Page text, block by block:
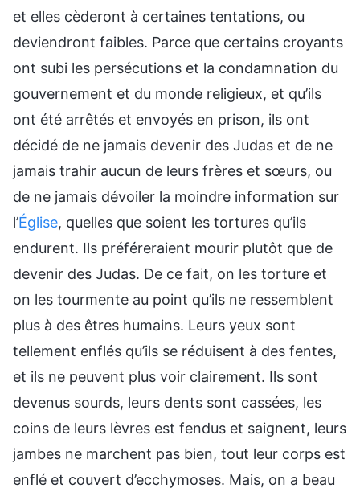
et elles cèderont à certaines tentations, ou
deviendront faibles. Parce que certains croyants
ont subi les persécutions et la condamnation du
gouvernement et du monde religieux, et qu’ils
ont été arrêtés et envoyés en prison, ils ont
décidé de ne jamais devenir des Judas et de ne
jamais trahir aucun de leurs frères et sœurs, ou
de ne jamais dévoiler la moindre information sur
l’Église, quelles que soient les tortures qu’ils
endurent. Ils préféreraient mourir plutôt que de
devenir des Judas. De ce fait, on les torture et
on les tourmente au point qu’ils ne ressemblent
plus à des êtres humains. Leurs yeux sont
tellement enflés qu’ils se réduisent à des fentes,
et ils ne peuvent plus voir clairement. Ils sont
devenus sourds, leurs dents sont cassées, les
coins de leurs lèvres est fendus et saignent, leurs
jambes ne marchent pas bien, tout leur corps est
enflé et couvert d’ecchymoses. Mais, on a beau